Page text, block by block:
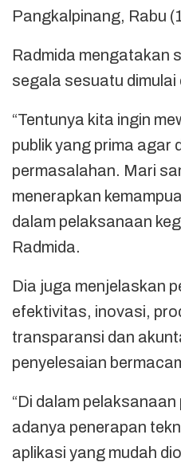
Pangkalpinang, Rabu
Radmida mengatakan
segala sesuatu
“Tentunya kita ingin
publik yang prima agar
permasalahan. Mari
menerapkan
dalam pelaksanaan
Radmida.
Dia juga menjelaskan
efektivitas, inovasi,
transparansi dan
penyelesaian
“Di dalam
adanya penerapan
aplikasi yang mudah